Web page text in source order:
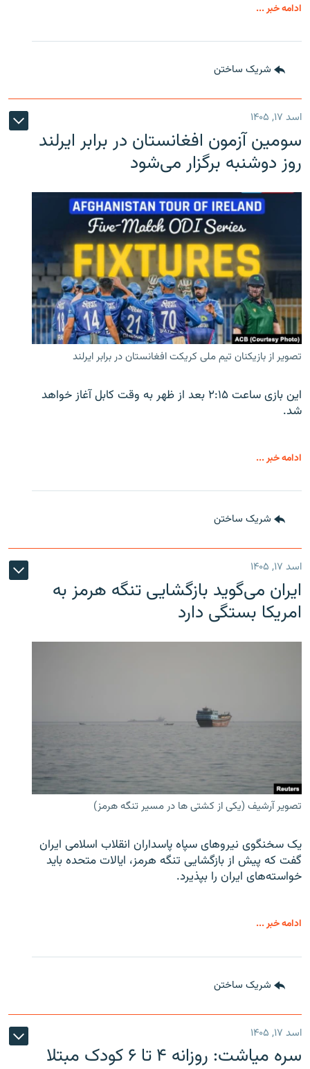
ادامه خبر ...
شریک ساختن
اسد ۱۷, ۱۴۰۵
سومین آزمون افغانستان در برابر ایرلند
روز دوشنبه برگزار می‌شود
تصویر از بازیکنان تیم ملی کریکت افغانستان در برابر ایرلند
این بازی ساعت ۲:۱۵ بعد از ظهر به وقت کابل آغاز خواهد
شد.
ادامه خبر ...
شریک ساختن
اسد ۱۷, ۱۴۰۵
ایران می‌گوید بازگشایی تنگه هرمز به
امریکا بستگی دارد
تصویر آرشیف (یکی از کشتی ها در مسیر تنگه هرمز)
یک سخنگوی نیروهای سپاه پاسداران انقلاب اسلامی ایران
گفت که پیش از بازگشایی تنگه هرمز، ایالات متحده باید
خواسته‌های ایران را بپذیرد.
ادامه خبر ...
شریک ساختن
اسد ۱۷, ۱۴۰۵
سره‌ میاشت: روزانه ۴ تا ۶ کودک مبتلا